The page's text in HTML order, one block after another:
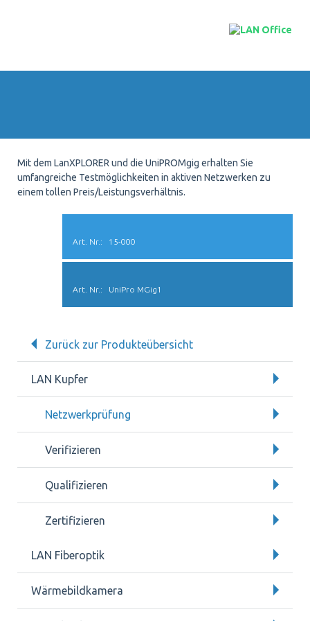
Mit dem LanXPLORER und die UniPROMgig erhalten Sie
umfangreiche Testmöglichkeiten in aktiven Netzwerken zu
einem tollen Preis/Leistungsverhältnis.
15-000
UniPro MGig1
Zurück zur Produkteübersicht
LAN Kupfer
Netzwerkprüfung
Verifizieren
Qualifizieren
Zertifizieren
LAN Fiberoptik
Wärmebildkamera